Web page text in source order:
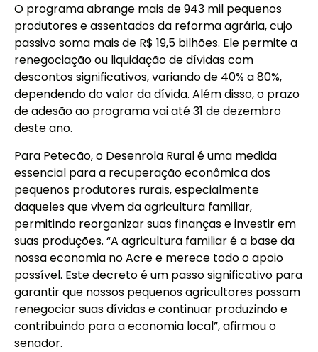
O programa abrange mais de 943 mil pequenos
produtores e assentados da reforma agrária, cujo
passivo soma mais de R$ 19,5 bilhões. Ele permite a
renegociação ou liquidação de dívidas com
descontos significativos, variando de 40% a 80%,
dependendo do valor da dívida. Além disso, o prazo
de adesão ao programa vai até 31 de dezembro
deste ano.
Para Petecão, o Desenrola Rural é uma medida
essencial para a recuperação econômica dos
pequenos produtores rurais, especialmente
daqueles que vivem da agricultura familiar,
permitindo reorganizar suas finanças e investir em
suas produções. “A agricultura familiar é a base da
nossa economia no Acre e merece todo o apoio
possível. Este decreto é um passo significativo para
garantir que nossos pequenos agricultores possam
renegociar suas dívidas e continuar produzindo e
contribuindo para a economia local”, afirmou o
senador.